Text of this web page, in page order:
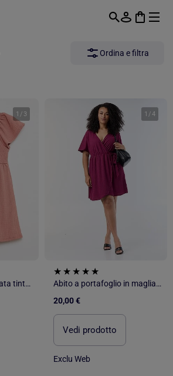
Ordina e filtra
1 / 3
Abito in maglia goffrata tinta unita
1 /4
Abito a portafoglio in maglia goffrata
20,00 €
Vedi prodotto
Exclu Web